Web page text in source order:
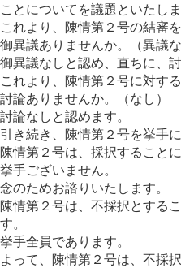
ことについてを議題といたしま
これより、陳情第２号の結審
御異議ありませんか。（異議な
御異議なしと認め、直ちに、
これより、陳情第２号に対す
討論ありませんか。（なし）
討論なしと認めます。
引き続き、陳情第２号を挙手
陳情第２号は、採択すること
挙手ございません。
念のためお諮りいたします。
陳情第２号は、不採択とする
す。
挙手全員であります。
よって、陳情第２号は、不採